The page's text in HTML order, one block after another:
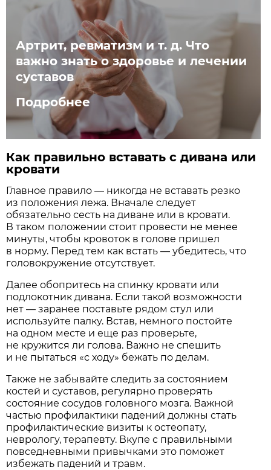
Артрит, ревматизм и т. д. Что
важно знать о здоровье и лечении
суставов
Подробнее
Как правильно вставать с дивана или
кровати
Главное правило — никогда не вставать резко
из положения лежа. Вначале следует
обязательно сесть на диване или в кровати.
В таком положении стоит провести не менее
минуты, чтобы кровоток в голове пришел
в норму. Перед тем как встать — убедитесь, что
головокружение отсутствует.
Далее обопритесь на спинку кровати или
подлокотник дивана. Если такой возможности
нет — заранее поставьте рядом стул или
используйте палку. Встав, немного постойте
на одном месте и еще раз проверьте,
не кружится ли голова. Важно не спешить
и не пытаться «с ходу» бежать по делам.
Также не забывайте следить за состоянием
костей и суставов, регулярно проверять
состояние сосудов головного мозга. Важной
частью профилактики падений должны стать
профилактические визиты к остеопату,
неврологу, терапевту. Вкупе с правильными
повседневными привычками это поможет
избежать падений и травм.